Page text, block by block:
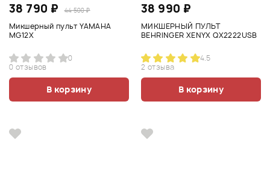
38 790 ₽ 44 500 ₽
Микшерный пульт YAMAHA
MG12X
0
0 отзывов
В корзину
38 990 ₽
МИКШЕРНЫЙ ПУЛЬТ
BEHRINGER XENYX QX2222USB
4.5
2 отзыва
В корзину